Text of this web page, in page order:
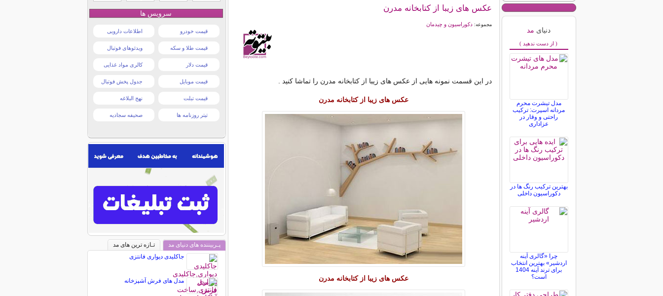
عکس های زیبا از کتابخانه مدرن
مجموعه:دکوراسیون و چیدمان
در این قسمت نمونه هایی از عکس های زیبا از کتابخانه مدرن را تماشا کنید .
عکس های زیبا از کتابخانه مدرن
عکس های زیبا از کتابخانه مدرن
دنیای مد
( از دست ندهید )
مدل تیشرت محرم
مردانه اسپرت: ترکیب
راحتی و وقار در
عزاداری
بهترین ترکیب رنگ ها در
دکوراسیون داخلی
چرا «گالری آینه
اردشیر» بهترین انتخاب
برای ترند آینه 1404
است؟
سرویس ها
قیمت خودرو اطلاعات دارویی
قیمت طلا و سکه ویدئوهای فوتبال
قیمت دلار کالری مواد غذایی
قیمت موبایل جدول پخش فوتبال
قیمت تبلت نهج البلاغه
تیتر روزنامه ها صحیفه سجادیه
پـربیننده های دنیای مد
تـازه ترین های مد
جاکلیدی دیواری فانتزی
مدل های فرش آشپزخانه